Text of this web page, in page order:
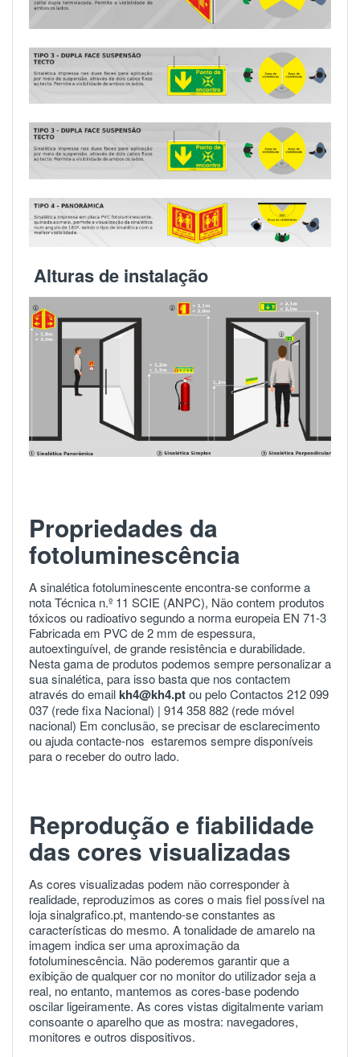
Alturas de instalação
Propriedades da
fotoluminescência
A sinalética fotoluminescente encontra-se conforme a
nota Técnica n.º 11 SCIE (ANPC), Não contem produtos
tóxicos ou radioativo segundo a norma europeia EN 71-3
Fabricada em PVC de 2 mm de espessura,
autoextinguível, de grande resistência e durabilidade.
Nesta gama de produtos podemos sempre personalizar a
sua sinalética, para isso basta que nos contactem
através do emailkh4@kh4.ptou pelo Contactos 212 099
037 (rede fixa Nacional) | 914 358 882 (rede móvel
nacional) Em conclusão, se precisar de esclarecimento
ou ajudacontacte-nos estaremos sempre disponíveis
para o receber do outro lado.
Reprodução e fiabilidade
das cores visualizadas
As cores visualizadas podem não corresponder à
realidade, reproduzimos as cores o mais fiel possível na
loja sinalgrafico.pt, mantendo-se constantes as
características do mesmo. A tonalidade de amarelo na
imagem indica ser uma aproximação da
fotoluminescência. Não poderemos garantir que a
exibição de qualquer cor no monitor do utilizador seja a
real, no entanto, mantemos as cores-base podendo
oscilar ligeiramente. As cores vistas digitalmente variam
consoante o aparelho que as mostra: navegadores,
monitores e outros dispositivos.